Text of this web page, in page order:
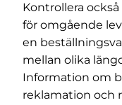
Kontrollera
för omgående
en
mellan olika
Information om
reklamation och